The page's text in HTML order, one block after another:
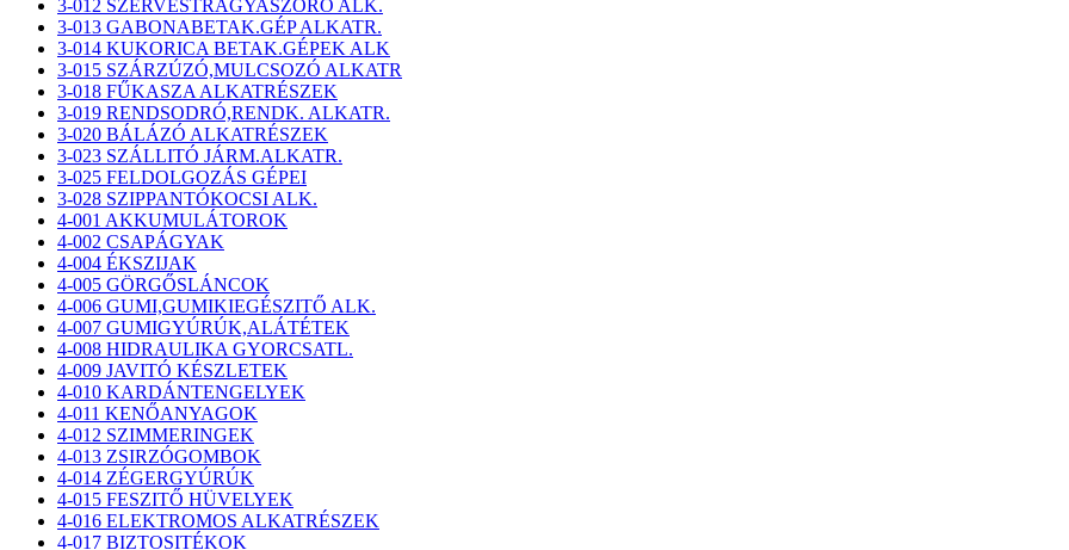
3-012 SZERVESTRÁGYASZÓRÓ ALK.
3-013 GABONABETAK.GÉP ALKATR.
3-014 KUKORICA BETAK.GÉPEK ALK
3-015 SZÁRZÚZÓ,MULCSOZÓ ALKATR
3-018 FŰKASZA ALKATRÉSZEK
3-019 RENDSODRÓ,RENDK. ALKATR.
3-020 BÁLÁZÓ ALKATRÉSZEK
3-023 SZÁLLITÓ JÁRM.ALKATR.
3-025 FELDOLGOZÁS GÉPEI
3-028 SZIPPANTÓKOCSI ALK.
4-001 AKKUMULÁTOROK
4-002 CSAPÁGYAK
4-004 ÉKSZIJAK
4-005 GÖRGŐSLÁNCOK
4-006 GUMI,GUMIKIEGÉSZITŐ ALK.
4-007 GUMIGYÚRÚK,ALÁTÉTEK
4-008 HIDRAULIKA GYORCSATL.
4-009 JAVITÓ KÉSZLETEK
4-010 KARDÁNTENGELYEK
4-011 KENŐANYAGOK
4-012 SZIMMERINGEK
4-013 ZSIRZÓGOMBOK
4-014 ZÉGERGYÚRÚK
4-015 FESZITŐ HÜVELYEK
4-016 ELEKTROMOS ALKATRÉSZEK
4-017 BIZTOSITÉKOK